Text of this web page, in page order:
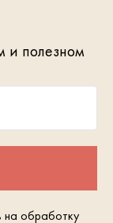
и полезном
на обработку